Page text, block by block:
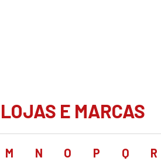
E MARCAS
M N O P Q R